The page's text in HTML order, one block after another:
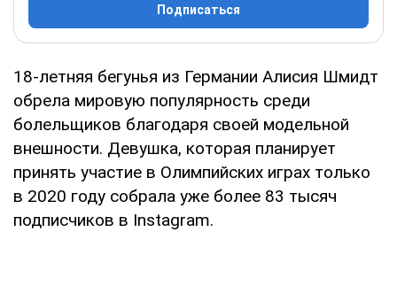
Подписаться
18-летняя бегунья из Германии Алисия Шмидт
обрела мировую популярность среди
болельщиков благодаря своей модельной
внешности. Девушка, которая планирует
принять участие в Олимпийских играх только
в 2020 году собрала уже более 83 тысяч
подписчиков в Instagram.